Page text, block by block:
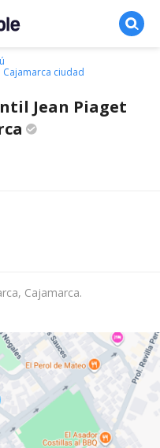
de colegios
Cajamarca ciudad
Jean Piaget
Cajamarca.